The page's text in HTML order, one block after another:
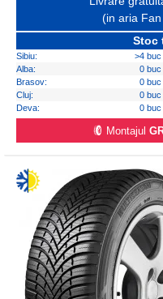
(in aria
Stoc
Sibiu: >4 buc
Alba:
0 buc
Brasov:
0 buc
Cluj:
0 buc
Deva:
0 buc
Montajul